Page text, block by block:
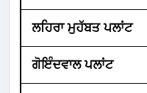
ਲਹਿਰਾ ਮੁਹੱਬਤ ਪਲਾਂਟ
ਗੋਇੰਦਵਾਲ ਪਲਾਂਟ